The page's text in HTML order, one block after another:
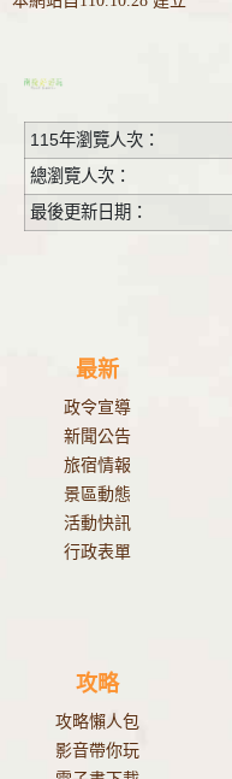
115年瀏覽人次：
總瀏覽人次：
最後更新日期：
最新
政令宣導
新聞公告
旅宿情報
景區動態
活動快訊
行政表單
攻略
攻略懶人包
影音帶你玩